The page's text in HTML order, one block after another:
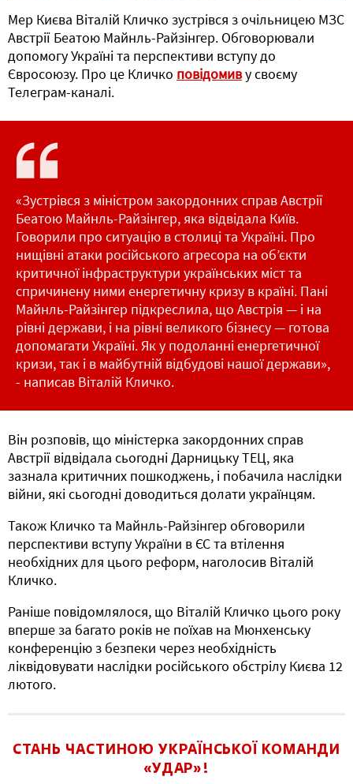
Мер Києва Віталій Кличко зустрівся з очільницею МЗС
Австрії Беатою Майнль-Райзінгер. Обговорювали
допомогу Україні та перспективи вступу до
Євросоюзу. Про це Кличко повідомиву своєму
Телеграм-каналі.
«Зустрівся з міністром закордонних справ Австрії
Беатою Майнль-Райзінгер, яка відвідала Київ.
Говорили про ситуацію в столиці та Україні. Про
нищівні атаки російського агресора на обʼєкти
критичної інфраструктури українських міст та
спричинену ними енергетичну кризу в країні. Пані
Майнль-Райзінгер підкреслила, що Австрія — і на
рівні держави, і на рівні великого бізнесу — готова
допомагати Україні. Як у подоланні енергетичної
кризи, так і в майбутній відбудові нашої держави»,
- написав Віталій Кличко.
Він розповів, що міністерка закордонних справ
Австрії відвідала сьогодні Дарницьку ТЕЦ, яка
зазнала критичних пошкоджень, і побачила наслідки
війни, які сьогодні доводиться долати українцям.
Також Кличко та Майнль-Райзінгер обговорили
перспективи вступу України в ЄС та втілення
необхідних для цього реформ, наголосив Віталій
Кличко.
Раніше повідомлялося, що Віталій Кличко цього року
вперше за багато років не поїхав на Мюнхенську
конференцію з безпеки через необхідність
ліквідовувати наслідки російського обстрілу Києва 12
лютого.
СТАНЬ ЧАСТИНОЮ УКРАЇНСЬКОЇ КОМАНДИ
«УДАР»!